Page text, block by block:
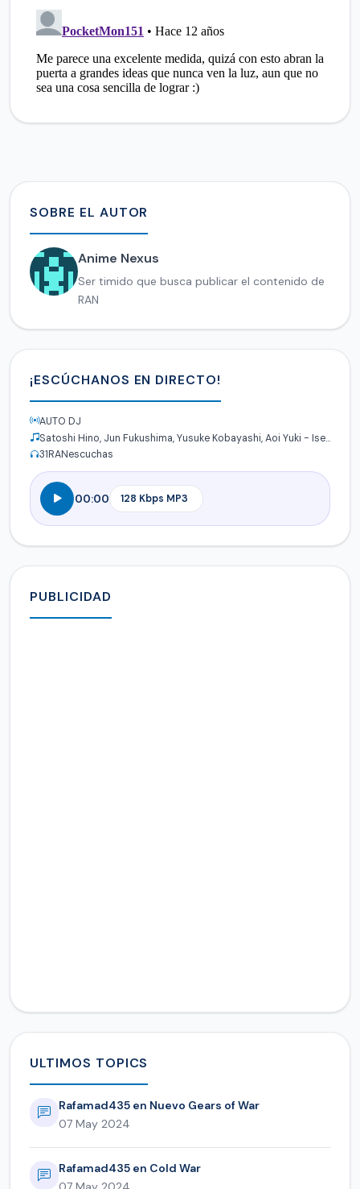
SOBRE EL AUTOR
Anime Nexus
Ser timido que busca publicar el contenido de
RAN
¡ESCÚCHANOS EN DIRECTO!
AUTO DJ
Satoshi Hino, Jun Fukushima, Yusuke Kobayashi, Aoi Yuki - Isekai Quartet
31RANescuchas
00:00
PUBLICIDAD
ULTIMOS TOPICS
Rafamad435 en Nuevo Gears of War
07 May 2024
Rafamad435 en Cold War